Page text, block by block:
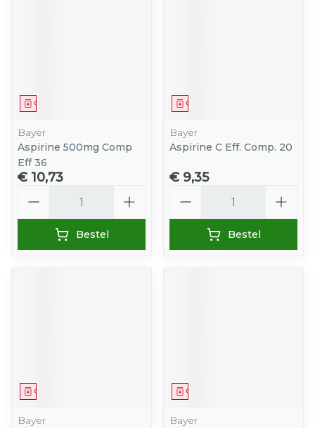
Geneesmiddel
Bayer
Aspirine 500mg Comp
Eff 36
€ 10,73
Bestel
Geneesmiddel
Bayer
Aspirine C Eff. Comp. 20
€ 9,35
Bestel
Geneesmiddel
Bayer
Geneesmiddel
Bayer